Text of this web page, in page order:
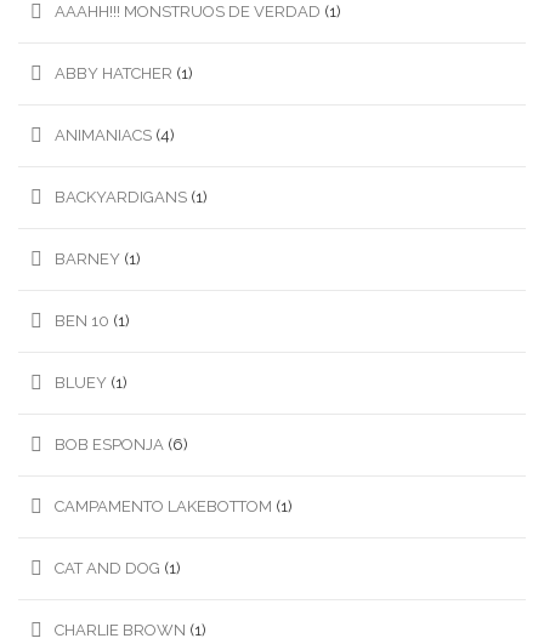
AAAHH!!! MONSTRUOS DE VERDAD (1)
ABBY HATCHER (1)
ANIMANIACS (4)
BACKYARDIGANS (1)
BARNEY (1)
BEN 10 (1)
BLUEY (1)
BOB ESPONJA (6)
CAMPAMENTO LAKEBOTTOM (1)
CAT AND DOG (1)
CHARLIE BROWN (1)